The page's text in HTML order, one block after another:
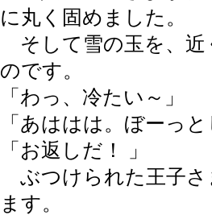
に丸く固めました。
そして雪の玉を、近
のです。
「わっ、冷たい～」
「あははは。ぼーっ
「お返しだ！ 」
ぶつけられた王子さ
ます。